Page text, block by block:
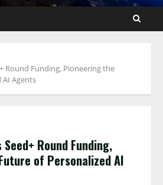
Round Funding, Pioneering the
AI Agents
Seed+ Round Funding,
of Personalized AI